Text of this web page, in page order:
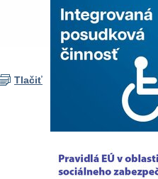
Tlačiť